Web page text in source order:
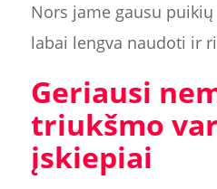
Nors jame gausu
labai lengva naudoti ir
Geriausi
triukšmo
įskiepiai